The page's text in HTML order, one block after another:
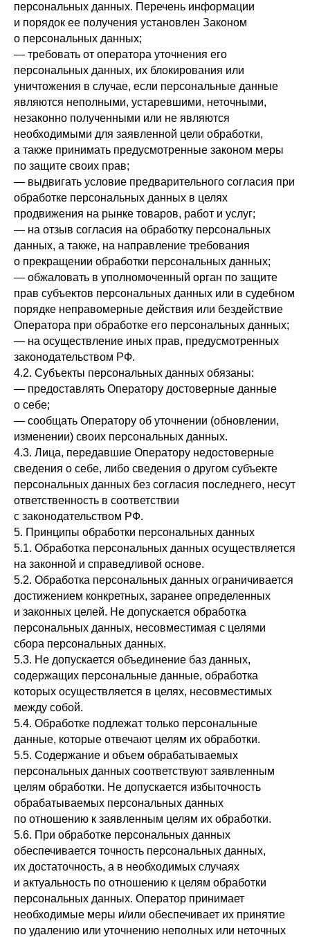
персональных данных. Перечень информации
и порядок ее получения установлен Законом
о персональных данных;
— требовать от оператора уточнения его
персональных данных, их блокирования или
уничтожения в случае, если персональные данные
являются неполными, устаревшими, неточными,
незаконно полученными или не являются
необходимыми для заявленной цели обработки,
а также принимать предусмотренные законом меры
по защите своих прав;
— выдвигать условие предварительного согласия при
обработке персональных данных в целях
продвижения на рынке товаров, работ и услуг;
— на отзыв согласия на обработку персональных
данных, а также, на направление требования
о прекращении обработки персональных данных;
— обжаловать в уполномоченный орган по защите
прав субъектов персональных данных или в судебном
порядке неправомерные действия или бездействие
Оператора при обработке его персональных данных;
— на осуществление иных прав, предусмотренных
законодательством РФ.
4.2. Субъекты персональных данных обязаны:
— предоставлять Оператору достоверные данные
о себе;
— сообщать Оператору об уточнении (обновлении,
изменении) своих персональных данных.
4.3. Лица, передавшие Оператору недостоверные
сведения о себе, либо сведения о другом субъекте
персональных данных без согласия последнего, несут
ответственность в соответствии
с законодательством РФ.
5. Принципы обработки персональных данных
5.1. Обработка персональных данных осуществляется
на законной и справедливой основе.
5.2. Обработка персональных данных ограничивается
достижением конкретных, заранее определенных
и законных целей. Не допускается обработка
персональных данных, несовместимая с целями
сбора персональных данных.
5.3. Не допускается объединение баз данных,
содержащих персональные данные, обработка
которых осуществляется в целях, несовместимых
между собой.
5.4. Обработке подлежат только персональные
данные, которые отвечают целям их обработки.
5.5. Содержание и объем обрабатываемых
персональных данных соответствуют заявленным
целям обработки. Не допускается избыточность
обрабатываемых персональных данных
по отношению к заявленным целям их обработки.
5.6. При обработке персональных данных
обеспечивается точность персональных данных,
их достаточность, а в необходимых случаях
и актуальность по отношению к целям обработки
персональных данных. Оператор принимает
необходимые меры и/или обеспечивает их принятие
по удалению или уточнению неполных или неточных